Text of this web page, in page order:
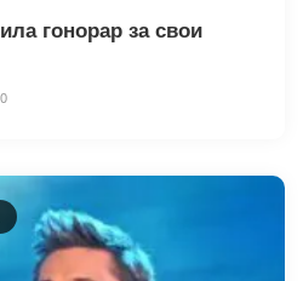
гонорар за свои